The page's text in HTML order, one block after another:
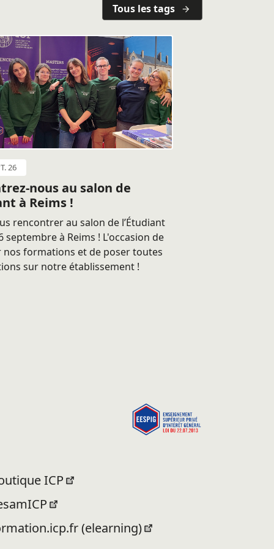
Tous les tags
26
nous au salon de
à Reims !
rencontrer au salon de l’Étudiant
septembre à Reims ! L'occasion de
nos formations et de poser toutes
sur notre établissement !
ICP
(elearning)